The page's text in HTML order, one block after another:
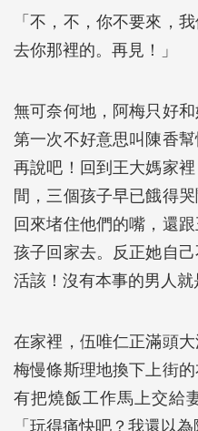
「不，不，你不要來，
去你那裡的。再見！」
無可奈何地，阿梅只好
第一次不好意思叫陳香
再說吧！回到王大媽家
間，三個孩子早已餓得
回來堵住他們的嘴，還
孩子回家去。反正她自
活該！沒有本事的男人
在家裡，伍唯仁正滿頭
梅慢條斯理地換下上街
有把燒飯工作馬上交給
「玩得痛快吧？我還以